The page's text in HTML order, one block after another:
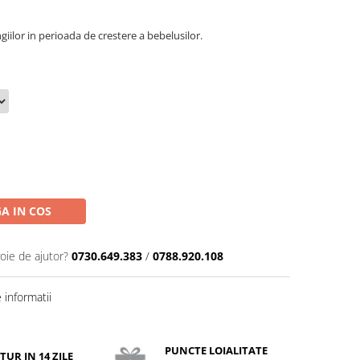
in perioada de crestere a bebelusilor.
IN COS
de ajutor? 0730.649.383 / 0788.920.108
informatii
IN 14 ZILE PUNCTE LOIALITATE